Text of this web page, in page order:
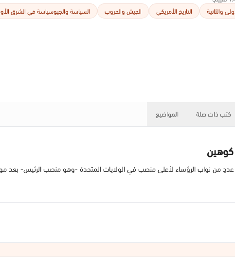
والثانية
التاريخ الأمريكي الجيش والحروب السياسة والجيوسياسة في الشرق
كتب ذات صلة المواضيع
من نواب الرؤساء لأعلى منصب في الولايات المتحدة -وهو منصب الرئيس- بعد موت